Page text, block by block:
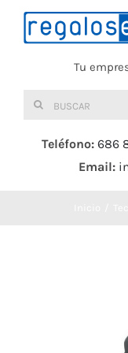
Saltar
Tu
Buscar:
Teléfono: 686
Email: